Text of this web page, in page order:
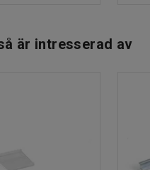
är intresserad av